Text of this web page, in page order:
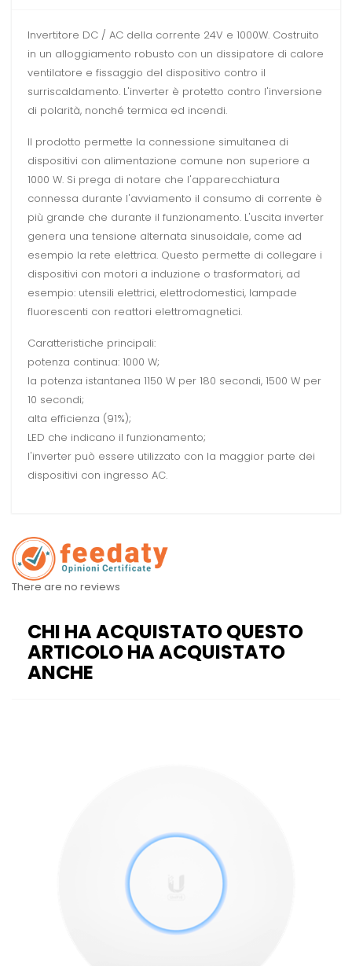
Invertitore DC / AC della corrente 24V e 1000W. Costruito
in un alloggiamento robusto con un dissipatore di calore
ventilatore e fissaggio del dispositivo contro il
surriscaldamento. L'inverter è protetto contro l'inversione
di polarità, nonché termica ed incendi.
Il prodotto permette la connessione simultanea di
dispositivi con alimentazione comune non superiore a
1000 W. Si prega di notare che l'apparecchiatura
connessa durante l'avviamento il consumo di corrente è
più grande che durante il funzionamento. L'uscita inverter
genera una tensione alternata sinusoidale, come ad
esempio la rete elettrica. Questo permette di collegare i
dispositivi con motori a induzione o trasformatori, ad
esempio: utensili elettrici, elettrodomestici, lampade
fluorescenti con reattori elettromagnetici.
Caratteristiche principali:
potenza continua: 1000 W;
la potenza istantanea 1150 W per 180 secondi, 1500 W per
10 secondi;
alta efficienza (91%);
LED che indicano il funzionamento;
l'inverter può essere utilizzato con la maggior parte dei
dispositivi con ingresso AC.
There are no reviews
CHI HA ACQUISTATO QUESTO
ARTICOLO HA ACQUISTATO
ANCHE